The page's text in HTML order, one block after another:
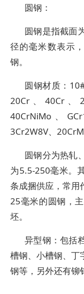
圆钢：
圆钢是指截面
径的毫米数表示
钢。
圆钢材质：
20Cr、40Cr、
40CrNiMo、
3Cr2W8V、
圆钢分为热轧
为5.5-250毫米。
条成捆供应，常用
25毫米的圆钢，
坯。
异型钢：包括
槽钢、小槽钢、丁
钢等，另外还有铆